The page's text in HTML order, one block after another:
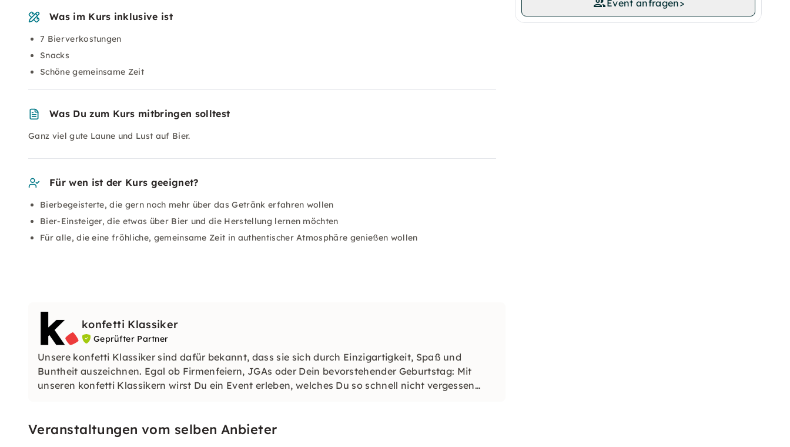
Event anfragen>
Was im Kurs inklusive ist
7 Bierverkostungen
Snacks
Schöne gemeinsame Zeit
Was Du zum Kurs mitbringen solltest
Ganz viel gute Laune und Lust auf Bier.
Für wen ist der Kurs geeignet?
Bierbegeisterte, die gern noch mehr über das Getränk erfahren wollen
Bier-Einsteiger, die etwas über Bier und die Herstellung lernen möchten
Für alle, die eine fröhliche, gemeinsame Zeit in authentischer Atmosphäre genießen wollen
konfetti Klassiker
Geprüfter Partner
Unsere konfetti Klassiker sind dafür bekannt, dass sie sich durch Einzigartigkeit, Spaß und
Buntheit auszeichnen. Egal ob Firmenfeiern, JGAs oder Dein bevorstehender Geburtstag: Mit
unseren konfetti Klassikern wirst Du ein Event erleben, welches Du so schnell nicht vergessen
Veranstaltungen vom selben Anbieter